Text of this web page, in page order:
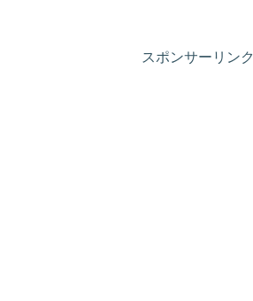
スポンサーリンク